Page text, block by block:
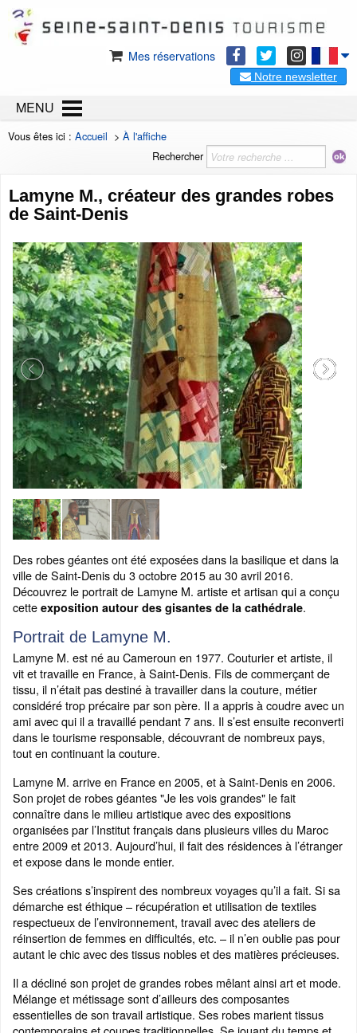
Mes réservations
Notre newsletter
MENU
Vous êtes ici : Accueil > À l'affiche
Rechercher
Lamyne M., créateur des grandes robes
de Saint-Denis
Des robes géantes ont été exposées dans la basilique et dans la
ville de Saint-Denis du 3 octobre 2015 au 30 avril 2016.
Découvrez le portrait de Lamyne M. artiste et artisan qui a conçu
cette exposition autour des gisantes de la cathédrale.
Portrait de Lamyne M.
Lamyne M. est né au Cameroun en 1977. Couturier et artiste, il
vit et travaille en France, à Saint-Denis. Fils de commerçant de
tissu, il n’était pas destiné à travailler dans la couture, métier
considéré trop précaire par son père. Il a appris à coudre avec un
ami avec qui il a travaillé pendant 7 ans. Il s’est ensuite reconverti
dans le tourisme responsable, découvrant de nombreux pays,
tout en continuant la couture.
Lamyne M. arrive en France en 2005, et à Saint-Denis en 2006.
Son projet de robes géantes "Je les vois grandes" le fait
connaître dans le milieu artistique avec des expositions
organisées par l’Institut français dans plusieurs villes du Maroc
entre 2009 et 2013. Aujourd’hui, il fait des résidences à l’étranger
et expose dans le monde entier.
Ses créations s’inspirent des nombreux voyages qu’il a fait. Si sa
démarche est éthique – récupération et utilisation de textiles
respectueux de l’environnement, travail avec des ateliers de
réinsertion de femmes en difficultés, etc. – il n’en oublie pas pour
autant le chic avec des tissus nobles et des matières précieuses.
Il a décliné son projet de grandes robes mêlant ainsi art et mode.
Mélange et métissage sont d’ailleurs des composantes
essentielles de son travail artistique. Ses robes marient tissus